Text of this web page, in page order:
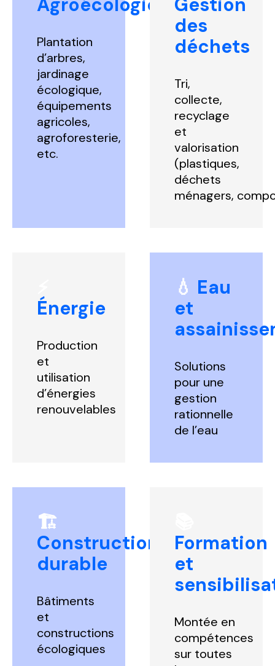
Plantation
d’arbres,
jardinage
écologique,
équipements
agricoles,
agroforesterie,
etc.
des
déchets
Tri,
collecte,
recyclage
et
valorisation
(plastiques,
déchets
ménagers,
Énergie
Production
et
utilisation
d’énergies
renouvelables
💧 Eau
et
Solutions
pour une
gestion
rationnelle
de l’eau
🏗️
Construction
durable
Bâtiments
et
constructions
écologiques
Formation
et
Montée en
compétences
sur toutes